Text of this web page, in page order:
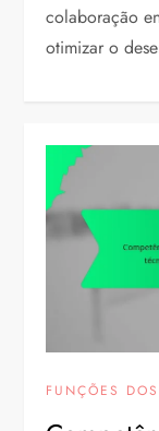
colaboração
otimizar o
FUNÇÕES